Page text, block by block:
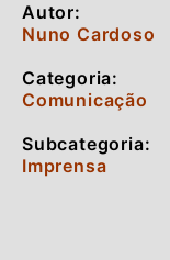
Autor:
Nuno Cardoso
Categoria:
Comunicação
Subcategoria:
Imprensa